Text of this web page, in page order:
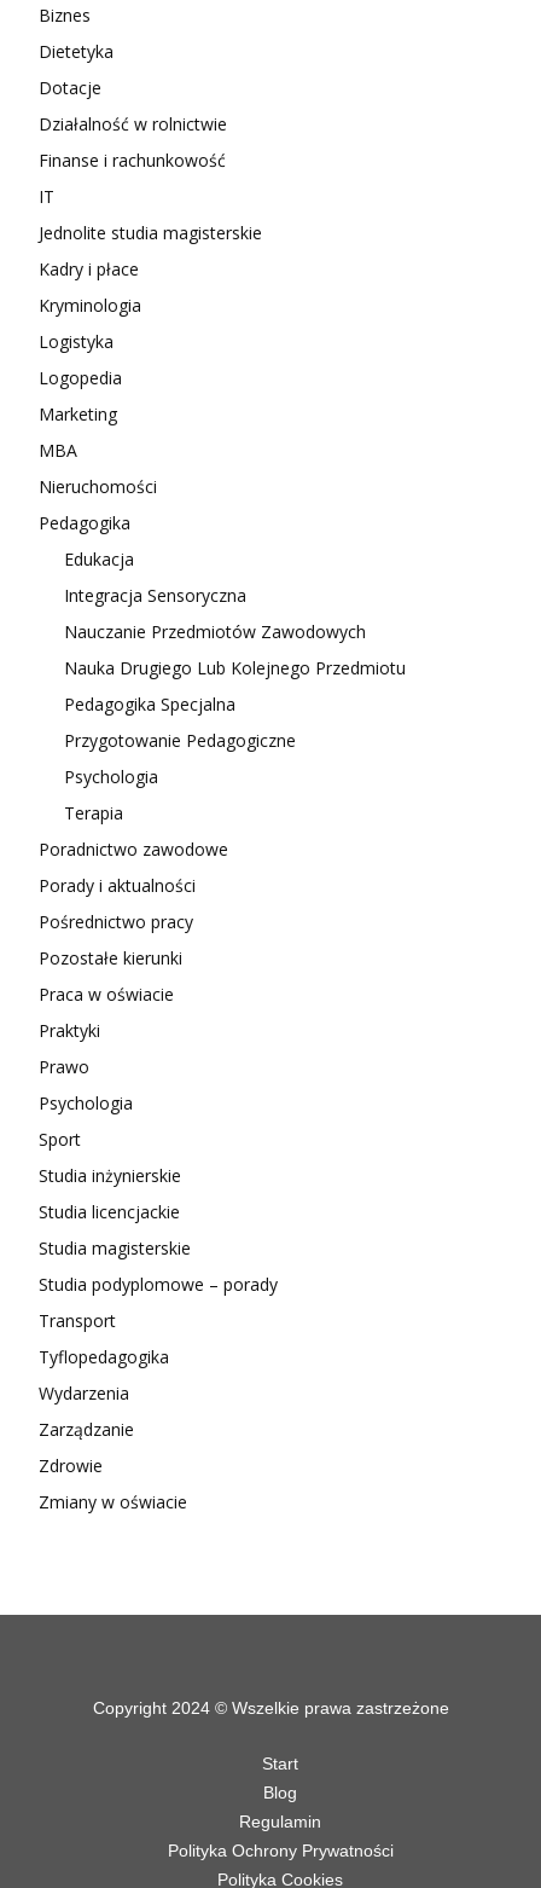
Biznes
Dietetyka
Dotacje
Działalność w rolnictwie
Finanse i rachunkowość
IT
Jednolite studia magisterskie
Kadry i płace
Kryminologia
Logistyka
Logopedia
Marketing
MBA
Nieruchomości
Pedagogika
Edukacja
Integracja Sensoryczna
Nauczanie Przedmiotów Zawodowych
Nauka Drugiego Lub Kolejnego Przedmiotu
Pedagogika Specjalna
Przygotowanie Pedagogiczne
Psychologia
Terapia
Poradnictwo zawodowe
Porady i aktualności
Pośrednictwo pracy
Pozostałe kierunki
Praca w oświacie
Praktyki
Prawo
Psychologia
Sport
Studia inżynierskie
Studia licencjackie
Studia magisterskie
Studia podyplomowe – porady
Transport
Tyflopedagogika
Wydarzenia
Zarządzanie
Zdrowie
Zmiany w oświacie
Copyright 2024 © Wszelkie prawa zastrzeżone
Start
Blog
Regulamin
Polityka Ochrony Prywatności
Polityka Cookies